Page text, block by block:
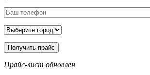
Прайс-лист обновлен